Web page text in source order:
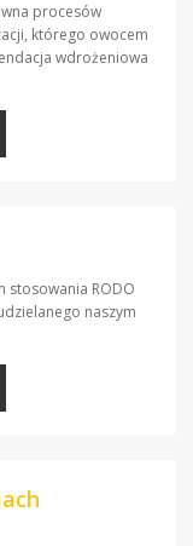
procesów
którego owocem
wdrożeniowa
stosowania RODO
naszym